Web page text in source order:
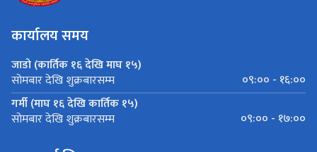
कार्यालय समय
जाडो (कार्तिक १६ देखि माघ १५)
सोमबार देखि शुक्रबारसम्म
०९:०० - १६:००
गर्मी (माघ १६ देखि कार्तिक १५)
सोमबार देखि शुक्रबारसम्म ०९:०० - १७:००